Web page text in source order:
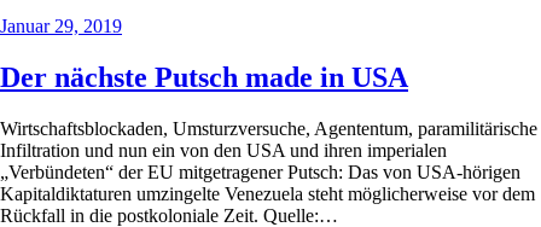
Januar 29, 2019
Der nächste Putsch made in USA
Wirtschaftsblockaden, Umsturzversuche, Agententum, paramilitärische
Infiltration und nun ein von den USA und ihren imperialen
„Verbündeten“ der EU mitgetragener Putsch: Das von USA-hörigen
Kapitaldiktaturen umzingelte Venezuela steht möglicherweise vor dem
Rückfall in die postkoloniale Zeit. Quelle:…